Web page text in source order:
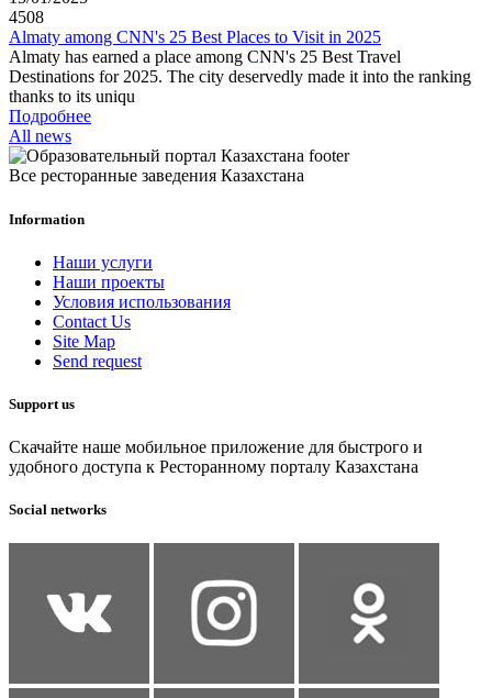
4508
Almaty among CNN's 25 Best Places to Visit in 2025
Almaty has earned a place among CNN's 25 Best Travel
Destinations for 2025. The city deservedly made it into the ranking
thanks to its uniqu
Подробнее
All news
Все ресторанные заведения Казахстана
Information
Наши услуги
Наши проекты
Условия использования
Contact Us
Site Map
Send request
Support us
Скачайте наше мобильное приложение для быстрого и
удобного доступа к Ресторанному порталу Казахстана
Social networks